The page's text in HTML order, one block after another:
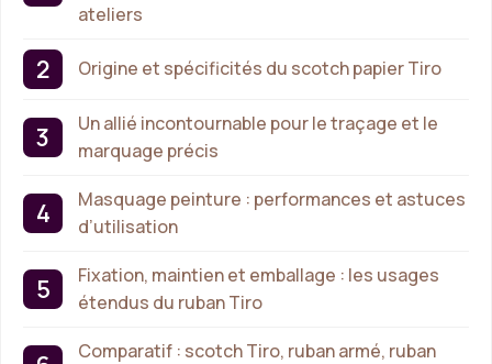
ateliers
Origine et spécificités du scotch papier Tiro
Un allié incontournable pour le traçage et le
marquage précis
Masquage peinture : performances et astuces
d’utilisation
Fixation, maintien et emballage : les usages
étendus du ruban Tiro
Comparatif : scotch Tiro, ruban armé, ruban